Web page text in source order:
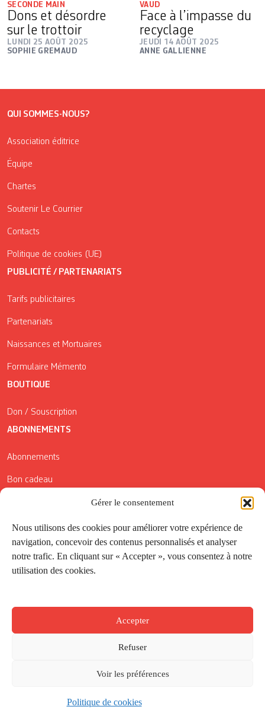
Gérer le consentement
Nous utilisons des cookies pour améliorer votre expérience de
navigation, concevoir des contenus personnalisés et analyser
notre trafic. En cliquant sur « Accepter », vous consentez à notre
utilisation des cookies.
Accepter
Refuser
Voir les préférences
Politique de cookies
SECONDE MAIN
Dons et désordre
sur le trottoir
LUNDI 25 AOÛT 2025
SOPHIE GREMAUD
VAUD
Face à l’impasse du
recyclage
JEUDI 14 AOÛT 2025
ANNE GALLIENNE
QUI SOMMES-NOUS?
Association éditrice
Équipe
Chartes
Soutenir Le Courrier
Contacts
Politique de cookies (UE)
PUBLICITÉ / PARTENARIATS
Tarifs publicitaires
Partenariats
Naissances et Mortuaires
Formulaire Mémento
BOUTIQUE
Don / Souscription
ABONNEMENTS
Abonnements
Bon cadeau
Conditions générales de vente
Réductions de la Carte Côté Courrier
Application